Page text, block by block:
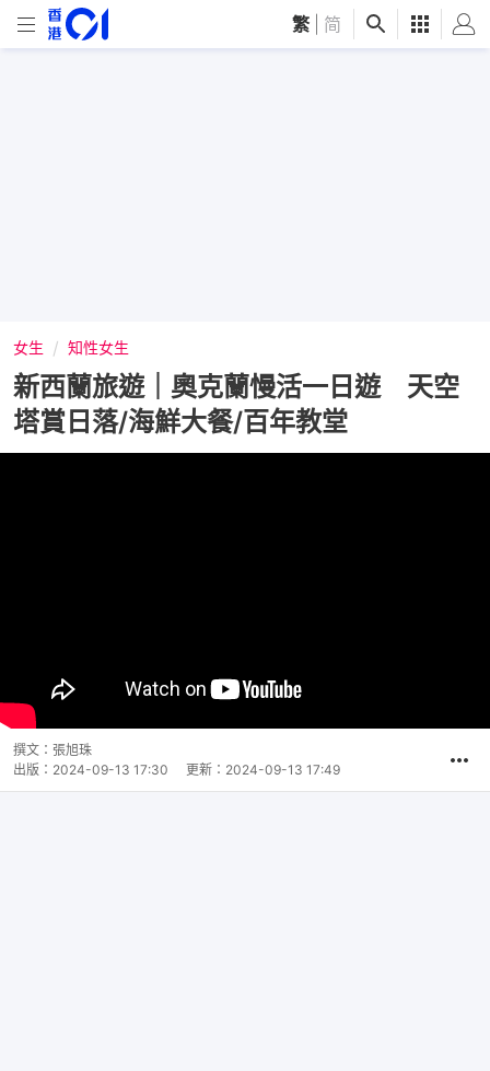
繁 简
女生 知性女生
新西蘭旅遊｜奧克蘭慢活一日遊 天空
塔賞日落/海鮮大餐/百年教堂
撰文： 張旭珠
出版： 2024-09-13 17:30 更新： 2024-09-13 17:49